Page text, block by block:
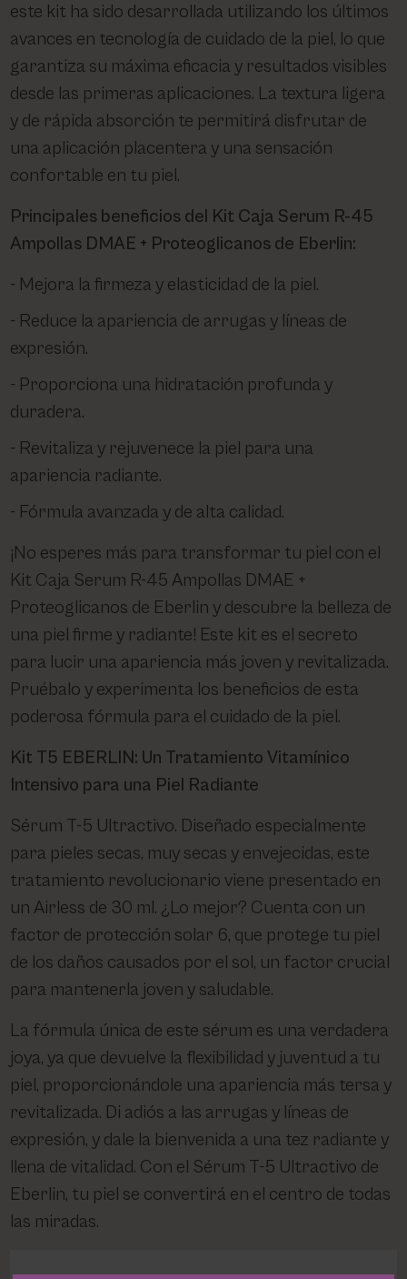
este kit ha sido desarrollada utilizando los últimos
avances en tecnología de cuidado de la piel, lo que
garantiza su máxima eficacia y resultados visibles
desde las primeras aplicaciones. La textura ligera
y de rápida absorción te permitirá disfrutar de
una aplicación placentera y una sensación
confortable en tu piel.
Principales beneficios del Kit Caja Serum R-45
Ampollas DMAE + Proteoglicanos de Eberlin:
Mejora la firmeza y elasticidad de la piel.
Reduce la apariencia de arrugas y líneas de
expresión.
Proporciona una hidratación profunda y
duradera.
Revitaliza y rejuvenece la piel para una
apariencia radiante.
Fórmula avanzada y de alta calidad.
¡No esperes más para transformar tu piel con el
Kit Caja Serum R-45 Ampollas DMAE +
Proteoglicanos de Eberlin y descubre la belleza de
una piel firme y radiante! Este kit es el secreto
para lucir una apariencia más joven y revitalizada.
Pruébalo y experimenta los beneficios de esta
poderosa fórmula para el cuidado de la piel.
Kit T5 EBERLIN: Un Tratamiento Vitamínico
Intensivo para una Piel Radiante
Sérum T-5 Ultractivo. Diseñado especialmente
para pieles secas, muy secas y envejecidas, este
tratamiento revolucionario viene presentado en
un Airless de 30 ml. ¿Lo mejor? Cuenta con un
factor de protección solar 6, que protege tu piel
de los daños causados por el sol, un factor crucial
para mantenerla joven y saludable.
La fórmula única de este sérum es una verdadera
joya, ya que devuelve la flexibilidad y juventud a tu
piel, proporcionándole una apariencia más tersa y
revitalizada. Di adiós a las arrugas y líneas de
expresión, y dale la bienvenida a una tez radiante y
llena de vitalidad. Con el Sérum T-5 Ultractivo de
Eberlin, tu piel se convertirá en el centro de todas
las miradas.